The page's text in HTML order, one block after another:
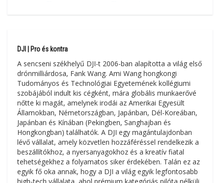
DJI | Pro és kontra
A sencseni székhelyű DJI-t 2006-ban alapította a világ első
drónmilliárdosa, Fank Wang. Ami Wang hongkongi
Tudományos és Technológiai Egyetemének kollégiumi
szobájából indult kis cégként, mára globális munkaerővé
nőtte ki magát, amelynek irodái az Amerikai Egyesült
Államokban, Németországban, Japánban, Dél-Koreában,
Japánban és Kínában (Pekingben, Sanghajban és
Hongkongban) találhatók. A DJI egy magántulajdonban
lévő vállalat, amely közvetlen hozzáféréssel rendelkezik a
beszállítókhoz, a nyersanyagokhoz és a kreatív fiatal
tehetségekhez a folyamatos siker érdekében. Talán ez az
egyik fő oka annak, hogy a DJI a világ egyik legfontosabb